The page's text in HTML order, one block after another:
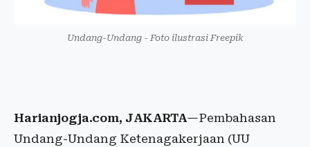
Undang-Undang - Foto ilustrasi Freepik
Harianjogja.com, JAKARTA—Pembahasan
Undang-Undang Ketenagakerjaan (UU